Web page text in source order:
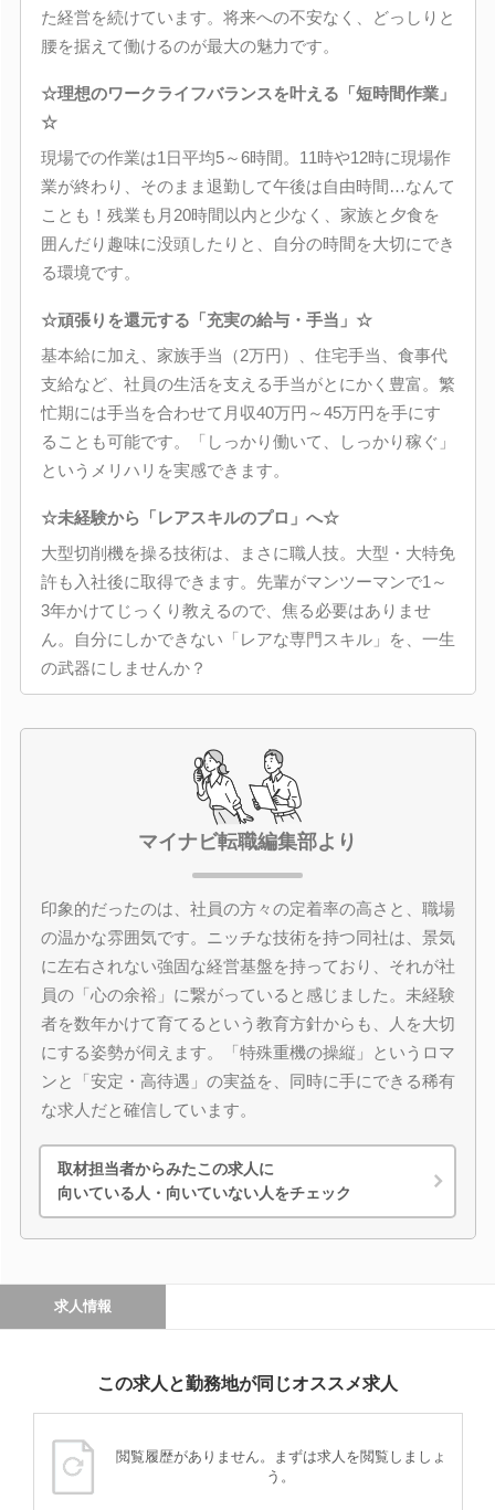
た経営を続けています。将来への不安なく、どっしりと
腰を据えて働けるのが最大の魅力です。
☆理想のワークライフバランスを叶える「短時間作業」
☆
現場での作業は1日平均5～6時間。11時や12時に現場作
業が終わり、そのまま退勤して午後は自由時間…なんて
ことも！残業も月20時間以内と少なく、家族と夕食を
囲んだり趣味に没頭したりと、自分の時間を大切にでき
る環境です。
☆頑張りを還元する「充実の給与・手当」☆
基本給に加え、家族手当（2万円）、住宅手当、食事代
支給など、社員の生活を支える手当がとにかく豊富。繁
忙期には手当を合わせて月収40万円～45万円を手にす
ることも可能です。「しっかり働いて、しっかり稼ぐ」
というメリハリを実感できます。
☆未経験から「レアスキルのプロ」へ☆
大型切削機を操る技術は、まさに職人技。大型・大特免
許も入社後に取得できます。先輩がマンツーマンで1～
3年かけてじっくり教えるので、焦る必要はありませ
ん。自分にしかできない「レアな専門スキル」を、一生
の武器にしませんか？
マイナビ転職編集部より
印象的だったのは、社員の方々の定着率の高さと、職場
の温かな雰囲気です。ニッチな技術を持つ同社は、景気
に左右されない強固な経営基盤を持っており、それが社
員の「心の余裕」に繋がっていると感じました。未経験
者を数年かけて育てるという教育方針からも、人を大切
にする姿勢が伺えます。「特殊重機の操縦」というロマ
ンと「安定・高待遇」の実益を、同時に手にできる稀有
な求人だと確信しています。
取材担当者からみたこの求人に
向いている人・向いていない人をチェック
求人情報
この求人と勤務地が同じオススメ求人
閲覧履歴がありません。まずは求人を閲覧しましょ
う。